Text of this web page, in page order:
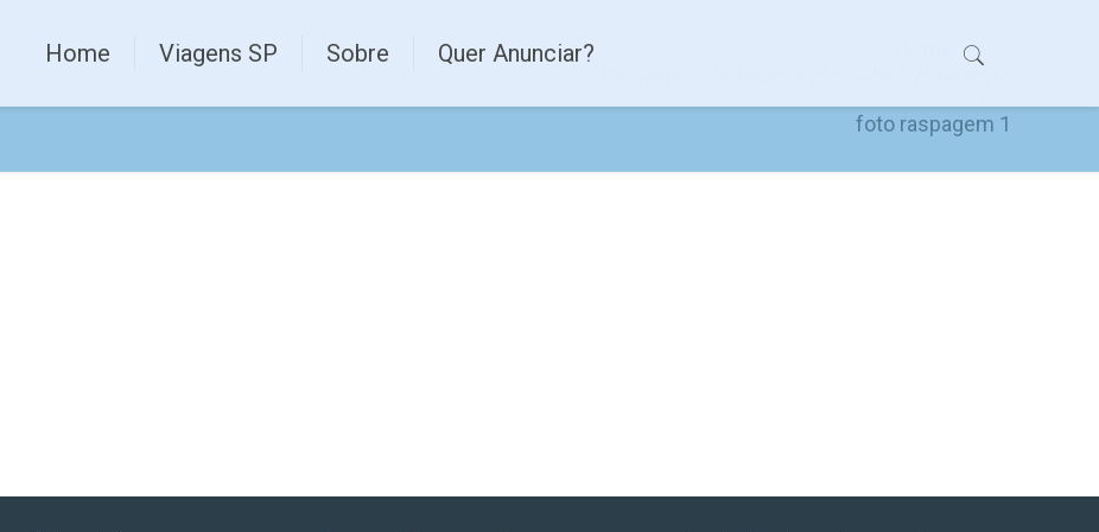
Home Viagens SP Sobre Quer Anunciar?
foto raspagem 1